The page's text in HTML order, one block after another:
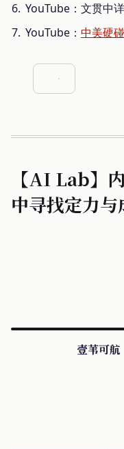
YouTube：文贯中
YouTube： 中美硬
【AI Lab】
中寻找定力
壹苇可航